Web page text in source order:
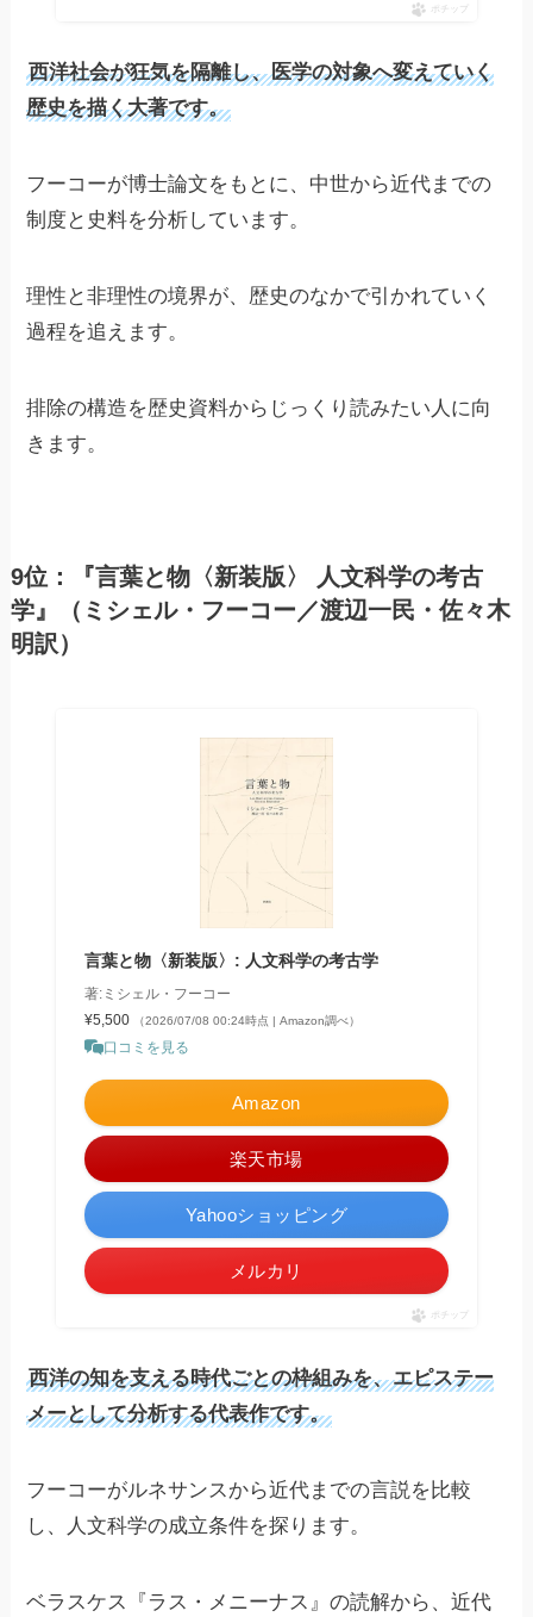
ポチップ
西洋社会が狂気を隔離し、医学の対象へ変えていく
歴史を描く大著です。
フーコーが博士論文をもとに、中世から近代までの
制度と史料を分析しています。
理性と非理性の境界が、歴史のなかで引かれていく
過程を追えます。
排除の構造を歴史資料からじっくり読みたい人に向
きます。
9位：『言葉と物〈新装版〉 人文科学の考古
学』（ミシェル・フーコー／渡辺一民・佐々木
明訳）
言葉と物〈新装版〉: 人文科学の考古学
著:ミシェル・フーコー
¥5,500
（2026/07/08 00:24時点 | Amazon調べ）
口コミを見る
Amazon
楽天市場
Yahooショッピング
メルカリ
ポチップ
西洋の知を支える時代ごとの枠組みを、エピステー
メーとして分析する代表作です。
フーコーがルネサンスから近代までの言説を比較
し、人文科学の成立条件を探ります。
ベラスケス『ラス・メニーナス』の読解から、近代